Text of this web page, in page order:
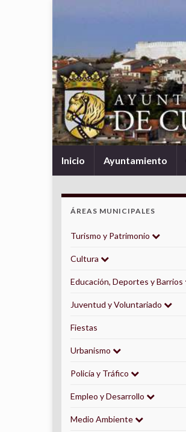
Inicio Ayuntamiento
ÁREAS MUNICIPALES
Turismo y Patrimonio
Cultura
Educación, Deportes y Barrios
Juventud y Voluntariado
Fiestas
Urbanismo
Policía y Tráfico
Empleo y Desarrollo
Medio Ambiente